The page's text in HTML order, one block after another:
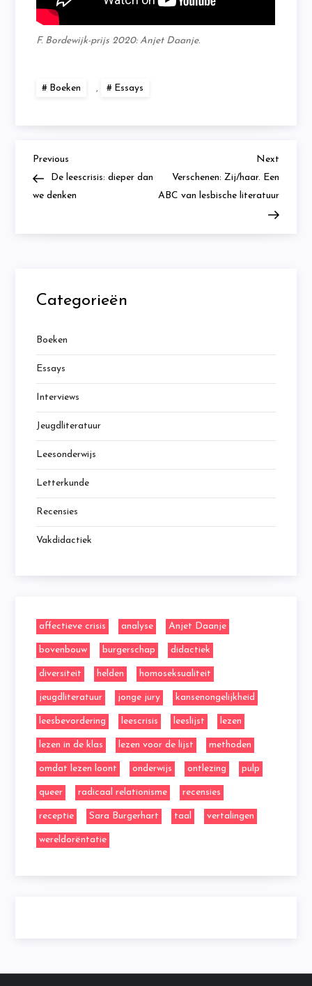
F. Bordewijk-prijs 2020: Anjet Daanje.
Boeken , Essays
B
e
r
c
h
t
n
a
v
i
g
i
e
Previous
Post
Previous
De leescrisis: dieper dan
we denken
Next
Post
Next
Verschenen: Zij/haar. Een
ABC van lesbische literatuur
Categorieën
Boeken
Essays
Interviews
Jeugdliteratuur
Leesonderwijs
Letterkunde
Recensies
Vakdidactiek
affectieve crisis analyse Anjet Daanje
bovenbouw burgerschap didactiek
diversiteit helden homoseksualiteit
jeugdliteratuur jonge jury kansenongelijkheid
leesbevordering leescrisis leeslijst lezen
lezen in de klas lezen voor de lijst methoden
omdat lezen loont onderwijs ontlezing pulp
queer radicaal relationisme recensies
receptie Sara Burgerhart taal vertalingen
wereldorëntatie